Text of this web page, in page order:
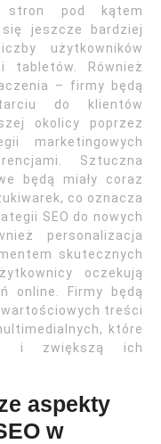
stron pod kątem
jeszcze bardziej
użytkowników
tabletów. Również
– firmy będą
do klientów
okolicy poprzez
marketingowych
Sztuczna
będą miały coraz
co oznacza
SEO do nowych
personalizacja
skutecznych
oczekują
online. Firmy będą
treści
które
i zwiększą ich
aspekty
w